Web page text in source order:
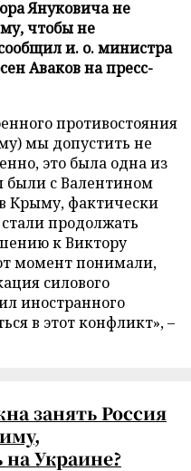
Януковича не
чтобы не
и. о. министра
Аваков на пресс-
противостояния
мы допустить не
это была одна из
были с Валентином
Крыму, фактически
продолжать
к Виктору
момент понимали,
силового
иностранного
в этот конфликт», –
занять Россия
Украине?